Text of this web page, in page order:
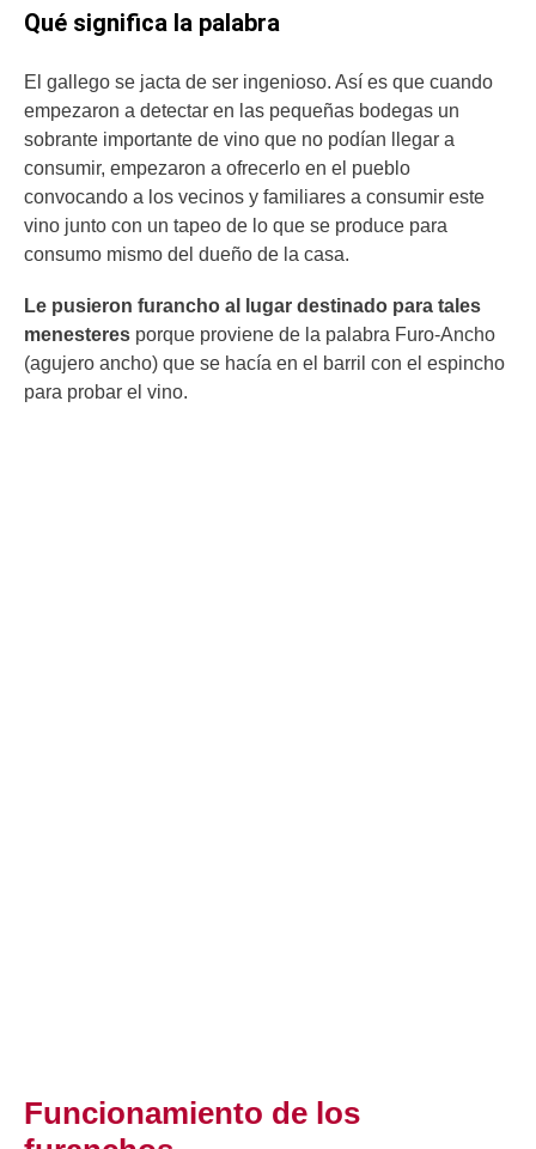
Qué significa la palabra
El gallego se jacta de ser ingenioso. Así es que cuando
empezaron a detectar en las pequeñas bodegas un
sobrante importante de vino que no podían llegar a
consumir, empezaron a ofrecerlo en el pueblo
convocando a los vecinos y familiares a consumir este
vino junto con un tapeo de lo que se produce para
consumo mismo del dueño de la casa.
Le pusieron furancho al lugar destinado para tales
menesteres porque proviene de la palabra Furo-Ancho
(agujero ancho) que se hacía en el barril con el espincho
para probar el vino.
Funcionamiento de los